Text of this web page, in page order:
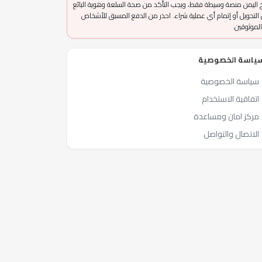
اليمن منصة وسيطة فقط، ويجب التأكد من صحة السلعة وهوية البائع
التحويل أو إتمام أي عملية شراء. احذر من الدفع المسبق للأشخاص
الخصوصية
سياسة الخصوصية
اتفاقية الاستخدام
مركز امان ومساعدة
الاتصال والتواصل